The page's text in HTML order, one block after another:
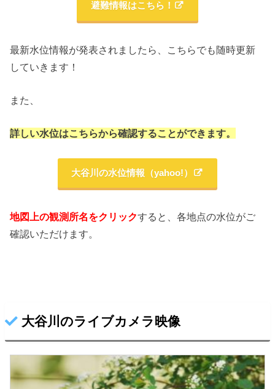
避難情報はこちら！
最新水位情報が発表されましたら、こちらでも随時更新
していきます！
また、
詳しい水位はこちらから確認することができます。
大谷川の水位情報（yahoo!）
地図上の観測所名をクリックすると、各地点の水位がご
確認いただけます。
大谷川のライブカメラ映像